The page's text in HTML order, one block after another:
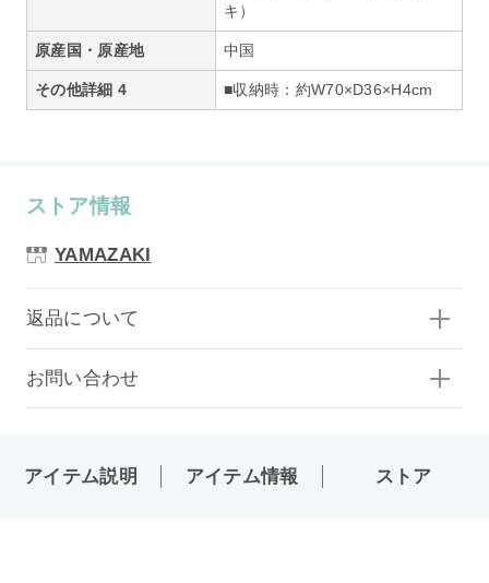
キ）
原産国・原産地 中国
その他詳細 4 ■収納時：約W70×D36×H4cm
ストア情報
YAMAZAKI
返品について
お問い合わせ
アイテム説明 アイテム情報 ストア